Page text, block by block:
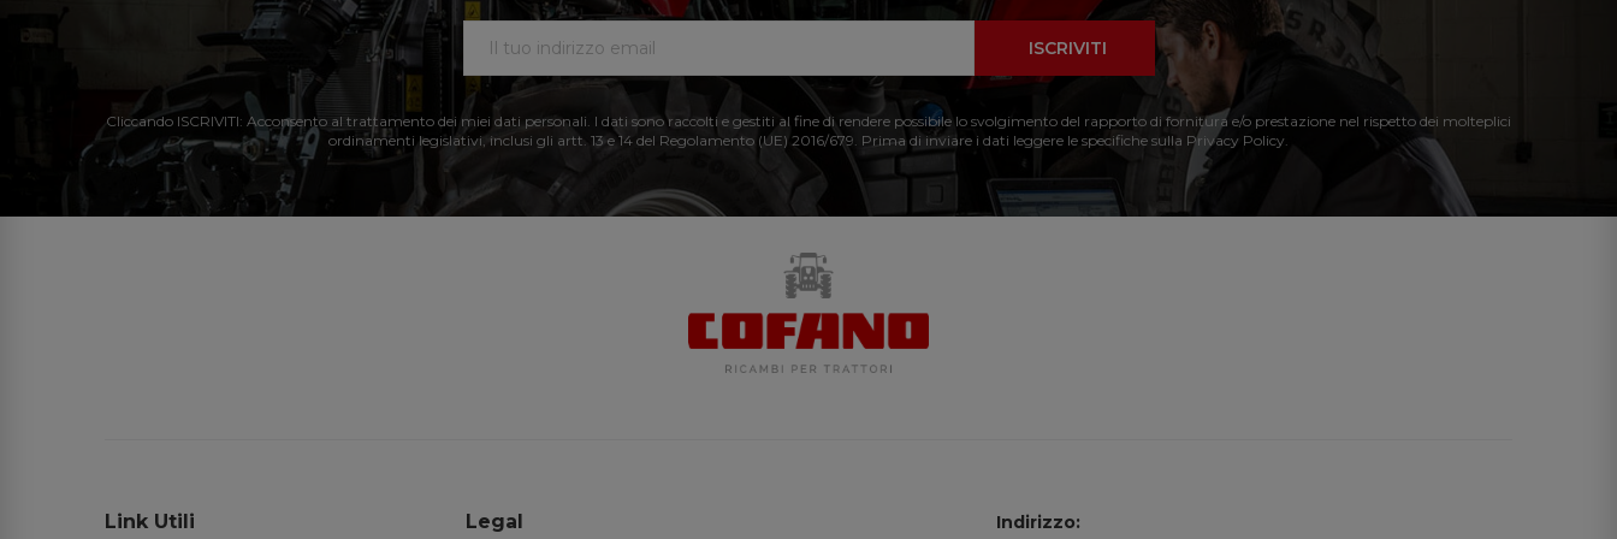
ISCRIVITI
Cliccando ISCRIVITI: Acconsento al trattamento dei miei dati personali. I dati sono raccolti e gestiti al fine di rendere possibile lo svolgimento del rapporto di fornitura e/o prestazione nel rispetto dei molteplici
ordinamenti legislativi, inclusi gli artt. 13 e 14 del Regolamento (UE) 2016/679. Prima di inviare i dati leggere le specifiche sulla Privacy Policy.
Link Utili Legal Indirizzo: